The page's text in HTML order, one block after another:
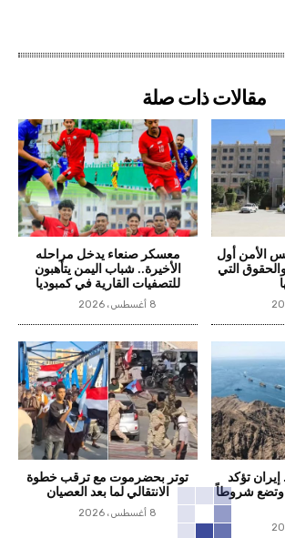
مقالات ذات صلة
الأمن أول
التي
معسكر صنعاء يدخل مراحله
الأخيرة.. شباب اليمن يتأهبون
للتصفيات القارية في كمبوديا
8 أغسطس، 2026
تؤكد
وتضع شروطاً
توتر بحضرموت مع ترقب خطوة
الانتقالي لما بعد العصيان
8 أغسطس، 2026